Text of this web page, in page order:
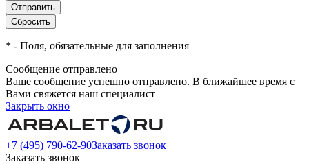
* - Поля, обязательные для заполнения
Сообщение отправлено
Ваше сообщение успешно отправлено. В ближайшее время с
Вами свяжется наш специалист
Закрыть окно
+7 (495) 790-62-90Заказать звонок
Заказать звонок